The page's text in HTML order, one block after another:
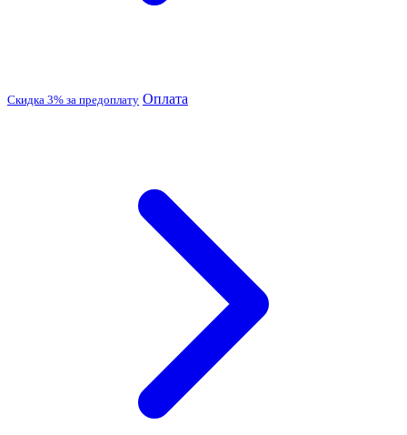
Скидка 3% за предоплату Оплата